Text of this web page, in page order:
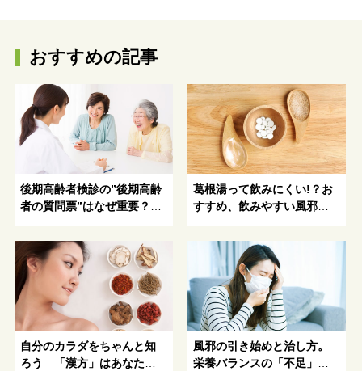
おすすめの記事
後期高齢者検診の”後期高齢
者の質問票”はなぜ重要？質
葛根湯って飲みにくい!？お
すすめ、飲みやすい風邪の
自分のカラダをちゃんと知
ろう 「漢方」はあなたの
風邪の引き始めと治し方。
栄養バランスの「不足」を